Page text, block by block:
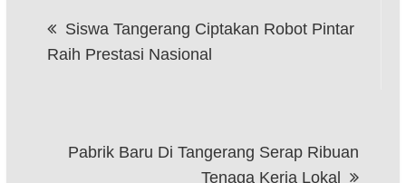
navigation
Siswa Tangerang Ciptakan Robot Pintar
Raih Prestasi Nasional
Pabrik Baru Di Tangerang Serap Ribuan
Tenaga Kerja Lokal